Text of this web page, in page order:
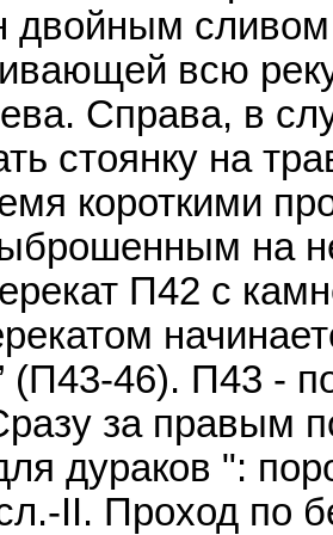
двойным
всю
Справа, в
стоянку на
короткими
на
П42 с
(П43-46). П43 -
за правым
дураков ":
II. Проход по